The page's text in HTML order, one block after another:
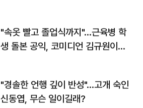
"속옷 빨고 졸업식까지"…근육병 학
생 돌본 공익, 코미디언 김규원이었
"경솔한 언행 깊이 반성"…고개 숙인
신동엽, 무슨 일이길래?